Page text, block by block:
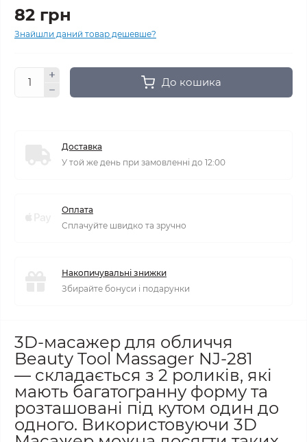
82 грн
Знайшли даний товар дешевше?
До кошика
Доставка
У той же день при замовленні до 12:00
Оплата
Сплачуйте швидко та зручно
Накопичувальні знижки
Збирайте бонуси і подарунки
3D-масажер для обличчя
Beauty Tool Massager NJ-281
— складається з 2 роликів, які
мають багатогранну форму та
розташовані під кутом один до
одного. Використовуючи 3D